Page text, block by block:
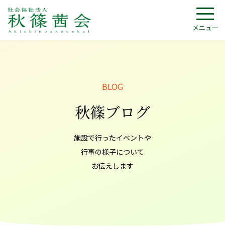
メニュー
秋篠ブログ
施設で行ったイベントや
行事の様子について
お伝えします